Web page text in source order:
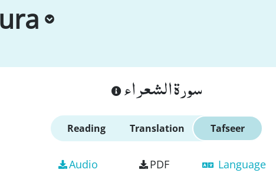
سورة الشعراء
Reading Translation Tafseer
Audio PDF Language